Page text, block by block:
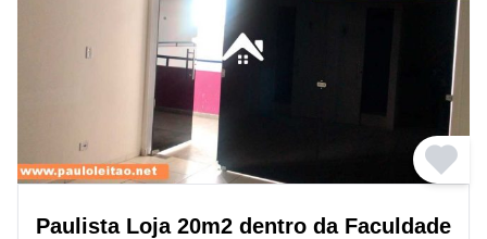
Paulista Loja 20m2 dentro da Faculdade